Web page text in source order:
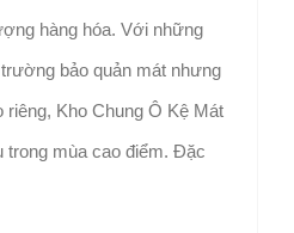
hàng hóa. Với những
bảo quản mát nhưng
Kho Chung Ô Kệ Mát
trong mùa cao điểm. Đặc